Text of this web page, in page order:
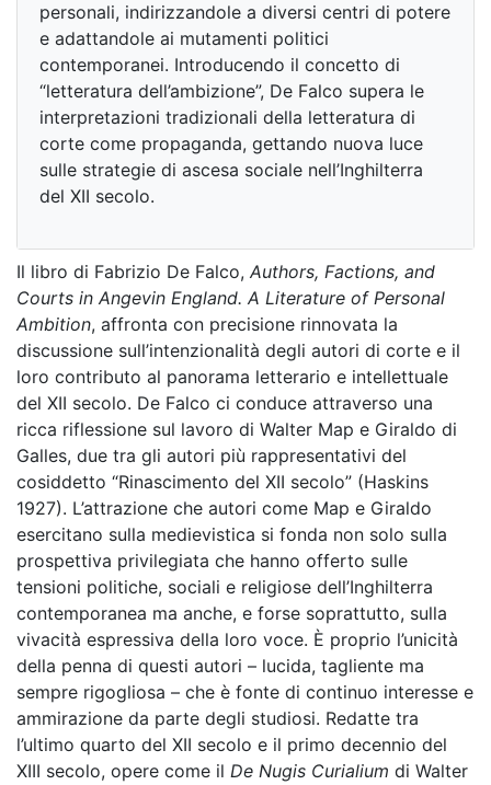
personali, indirizzandole a diversi centri di potere
e adattandole ai mutamenti politici
contemporanei. Introducendo il concetto di
“letteratura dell’ambizione”, De Falco supera le
interpretazioni tradizionali della letteratura di
corte come propaganda, gettando nuova luce
sulle strategie di ascesa sociale nell’Inghilterra
del XII secolo.
Il libro di Fabrizio De Falco, Authors, Factions, and
Courts in Angevin England. A Literature of Personal
Ambition, affronta con precisione rinnovata la
discussione sull’intenzionalità degli autori di corte e il
loro contributo al panorama letterario e intellettuale
del XII secolo. De Falco ci conduce attraverso una
ricca riflessione sul lavoro di Walter Map e Giraldo di
Galles, due tra gli autori più rappresentativi del
cosiddetto “Rinascimento del XII secolo” (Haskins
1927). L’attrazione che autori come Map e Giraldo
esercitano sulla medievistica si fonda non solo sulla
prospettiva privilegiata che hanno offerto sulle
tensioni politiche, sociali e religiose dell’Inghilterra
contemporanea ma anche, e forse soprattutto, sulla
vivacità espressiva della loro voce. È proprio l’unicità
della penna di questi autori – lucida, tagliente ma
sempre rigogliosa – che è fonte di continuo interesse e
ammirazione da parte degli studiosi. Redatte tra
l’ultimo quarto del XII secolo e il primo decennio del
XIII secolo, opere come il De Nugis Curialium di Walter